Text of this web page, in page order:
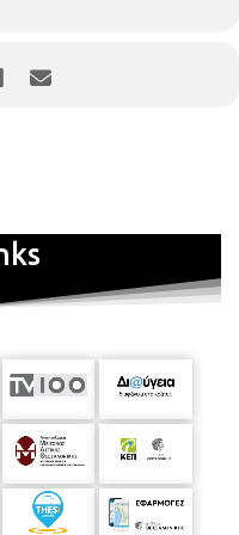
(μπουζούκι)
συναυλία «Έργα Ελλήνων
Κέντρο, από το Τμήμα